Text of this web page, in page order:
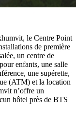
le Centre Point
de première
un centre de
enfants, une salle
une supérette,
(ATM) et la location
n’offre un
hôtel près de BTS